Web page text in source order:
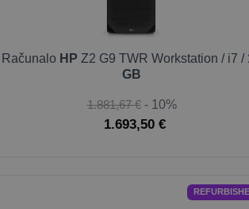
Računalo HP Z2 G9 TWR Workstation / i7 /
GB
1.881,67 € - 10%
1.693,50 €